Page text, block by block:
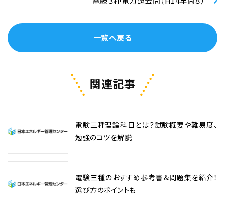
一覧へ戻る
関連記事
電験三種理論科目とは？試験概要や難易度、
勉強のコツを解説
電験三種のおすすめ参考書＆問題集を紹介！
選び方のポイントも